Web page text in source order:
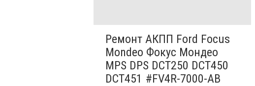
Ремонт АКПП Ford Focus
Mondeo Фокус Мондео
MPS DPS DCT250 DCT450
DCT451 #FV4R-7000-AB